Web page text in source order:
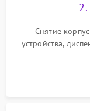
2.
Снятие
устройства,
внутренних
Промывка